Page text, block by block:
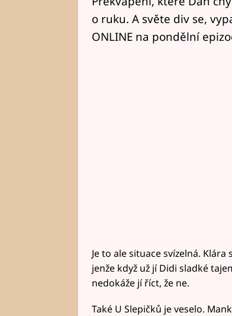
o ruku. A světe div se,
ONLINE na pondělní
Je to ale situace svízelná.
jenže když už jí Didi sladké
nedokáže jí říct, že ne.
Také U Slepičků je veselo.